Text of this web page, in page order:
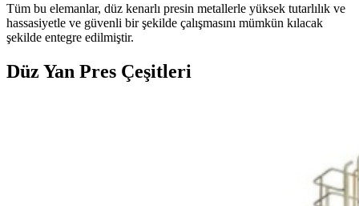
Tüm bu elemanlar, düz kenarlı presin metallerle yüksek tutarlılık ve
hassasiyetle ve güvenli bir şekilde çalışmasını mümkün kılacak
şekilde entegre edilmiştir.
Düz Yan Pres Çeşitleri